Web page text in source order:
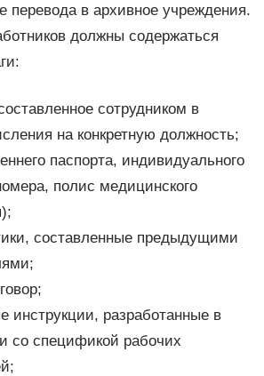
перевода в архивное учреждения.
должны содержаться
сотрудником в
на конкретную должность;
паспорта, индивидуального
полис медицинского
составленные предыдущими
инструкции, разработанные в
со спецификой рабочих